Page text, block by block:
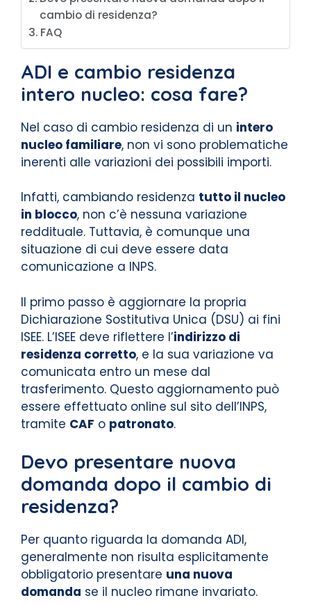
cambio di residenza?
FAQ
ADI e cambio residenza
intero nucleo: cosa fare?
Nel caso di cambio residenza di un intero
nucleo familiare, non vi sono problematiche
inerenti alle variazioni dei possibili importi.
Infatti, cambiando residenza tutto il nucleo
in blocco, non c’è nessuna variazione
reddituale. Tuttavia, è comunque una
situazione di cui deve essere data
comunicazione a INPS.
Il primo passo è aggiornare la propria
Dichiarazione Sostitutiva Unica (DSU) ai fini
ISEE. L’ISEE deve riflettere l’indirizzo di
residenza corretto, e la sua variazione va
comunicata entro un mese dal
trasferimento. Questo aggiornamento può
essere effettuato online sul sito dell’INPS,
tramite CAF o patronato.
Devo presentare nuova
domanda dopo il cambio di
residenza?
Per quanto riguarda la domanda ADI,
generalmente non risulta esplicitamente
obbligatorio presentare una nuova
domanda se il nucleo rimane invariato.